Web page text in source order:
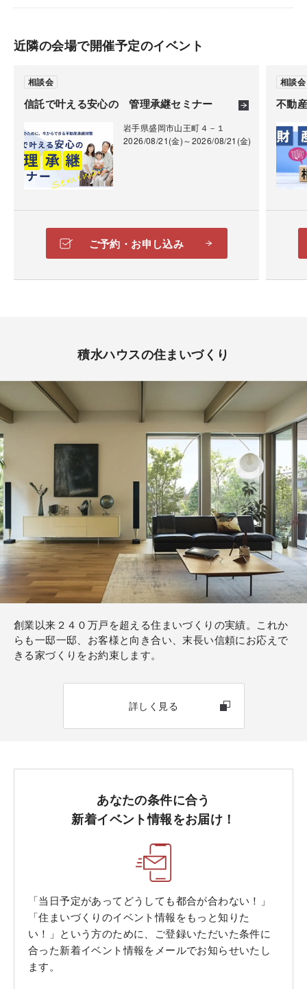
近隣の会場で開催予定のイベント
信託で叶える安心の 管理承継セミナー
相談会
岩手県盛岡市山王町４－１
2026/08/21(金)～2026/08/21(金)
ご予約・お申し込み
不動
相談会
積水ハウスの住まいづくり
創業以来２４０万戸を超える住まいづくりの実績。これか
らも一邸一邸、お客様と向き合い、末長い信頼にお応えで
きる家づくりをお約束します。
詳しく見る
あなたの条件に合う
新着イベント情報をお届け！
「当日予定があってどうしても都合が合わない！」
「住まいづくりのイベント情報をもっと知りた
い！」という方のために、ご登録いただいた条件に
合った新着イベント情報をメールでお知らせいたし
ます。